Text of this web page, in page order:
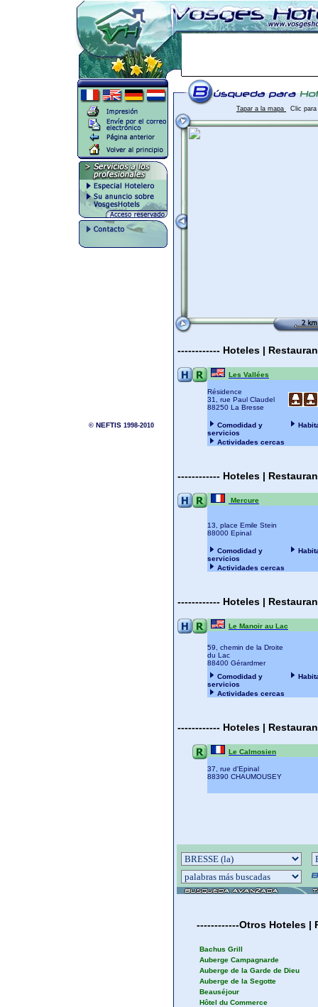
© NEFTIS1998-2010
Tapar a la mapa Clic
------------ Hoteles |
Les Vallées
Résidence
31, rue Paul Claudel
88250 La Bresse
Comodidad y
servicios
Actividades cercas
------------ Hoteles |
Mercure
13, place Emile Stein
88000 Epinal
Comodidad y
servicios
Actividades cercas
------------ Hoteles |
Le Manoir au Lac
59, chemin de la Droite
du Lac
88400 Gérardmer
Comodidad y
servicios
Actividades cercas
------------ Hoteles |
Le Calmosien
37, rue d'Epinal
88390 CHAUMOUSEY
------------Otros Hoteles |
Bachus Grill
Auberge Campagnarde
Auberge de la Garde de Dieu
Auberge de la Segotte
Beauséjour
Hôtel du Commerce